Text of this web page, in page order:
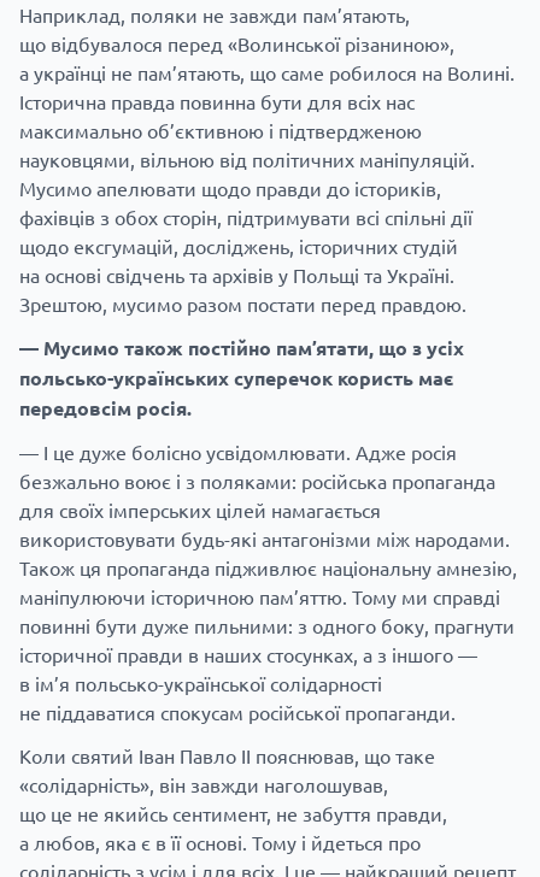
Наприклад, поляки не завжди пам’ятають,
що відбувалося перед «Волинської різаниною»,
а українці не пам’ятають, що саме робилося на Волині.
Історична правда повинна бути для всіх нас
максимально об’єктивною і підтвердженою
науковцями, вільною від політичних маніпуляцій.
Мусимо апелювати щодо правди до істориків,
фахівців з обох сторін, підтримувати всі спільні дії
щодо ексгумацій, досліджень, історичних студій
на основі свідчень та архівів у Польщі та Україні.
Зрештою, мусимо разом постати перед правдою.
— Мусимо також постійно пам’ятати, що з усіх
польсько-українських суперечок користь має
передовсім росія.
— І це дуже болісно усвідомлювати. Адже росія
безжально воює і з поляками: російська пропаганда
для своїх імперських цілей намагається
використовувати будь-які антагонізми між народами.
Також ця пропаганда підживлює національну амнезію,
маніпулюючи історичною пам’яттю. Тому ми справді
повинні бути дуже пильними: з одного боку, прагнути
історичної правди в наших стосунках, а з іншого —
в ім’я польсько-української солідарності
не піддаватися спокусам російської пропаганди.
Коли святий Іван Павло II пояснював, що таке
«солідарність», він завжди наголошував,
що це не якийсь сентимент, не забуття правди,
а любов, яка є в її основі. Тому і йдеться про
солідарність з усім і для всіх. І це — найкращий рецепт